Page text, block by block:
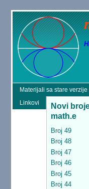
Materijali sa stare
Linkovi
Novi
math.e
Broj 49
Broj 48
Broj 47
Broj 46
Broj 45
Broj 44